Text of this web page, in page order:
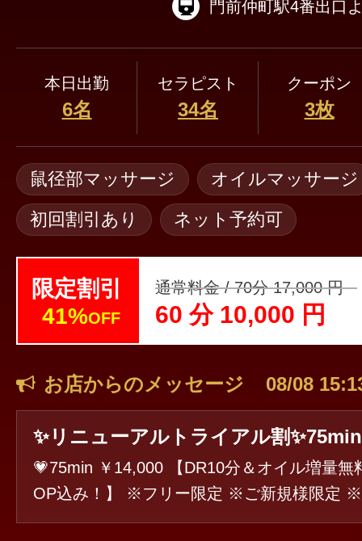
本日出勤
6名
セラピスト
34名
クーポン
3枚
鼠径部マッサージ
オイルマッサージ
初回割引あり
ネット予約可
限定割引
41%OFF
通常料金 / 70分 17,000 円
60 分 10,000 円
お店からのメッセージ 08/08
✨リニューアルトライアル割
💗75min ￥14,000 【DR10分＆オイル増量無
OP込み！】 ※フリー限定 ※ご新規様限定 ※延長不可 お
問い合わせはコチラ 📞 080-7958-0011